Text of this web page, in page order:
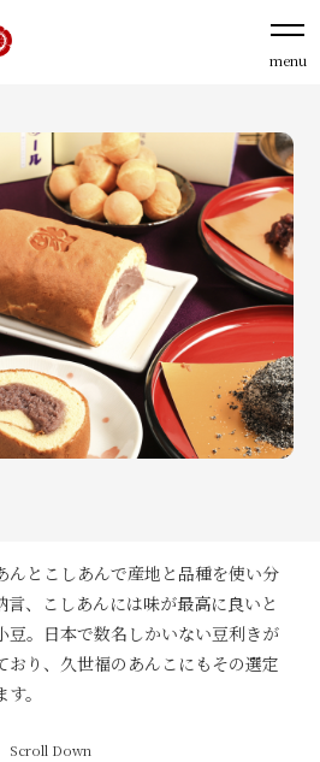
menu
んとこしあんで産地と品種を使い分
言、こしあんには味が最高に良いと
豆。日本で数名しかいない豆利きが
おり、久世福のあんこにもその選定
。
Scroll Down